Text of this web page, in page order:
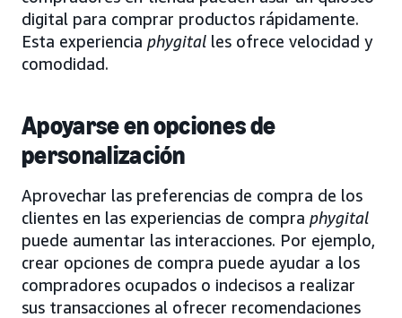
digital para comprar productos rápidamente.
Esta experiencia phygital les ofrece velocidad y
comodidad.
Apoyarse en opciones de
personalización
Aprovechar las preferencias de compra de los
clientes en las experiencias de compra phygital
puede aumentar las interacciones. Por ejemplo,
crear opciones de compra puede ayudar a los
compradores ocupados o indecisos a realizar
sus transacciones al ofrecer recomendaciones